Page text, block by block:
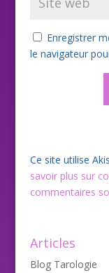
Enregistrer
le navigateur
Ce site utilise
savoir plus sur
commentaires
Articles
Blog Tarologie